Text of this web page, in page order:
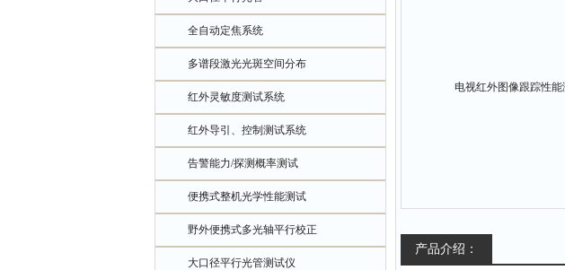
全自动定焦系统
多谱段激光光斑空间分布
红外灵敏度测试系统
红外导引、控制测试系统
告警能力/探测概率测试
便携式整机光学性能测试
野外便携式多光轴平行校正
大口径平行光管测试仪
产品介绍：